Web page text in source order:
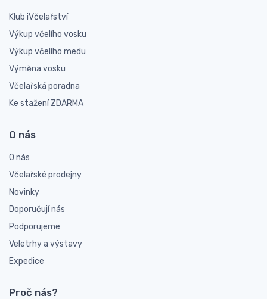
Klub iVčelařství
Výkup včelího vosku
Výkup včelího medu
Výměna vosku
Včelařská poradna
Ke stažení ZDARMA
O nás
O nás
Včelařské prodejny
Novinky
Doporučují nás
Podporujeme
Veletrhy a výstavy
Expedice
Proč nás?